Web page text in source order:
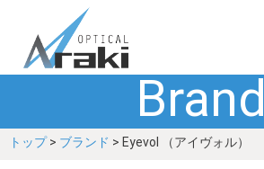
ブランド
Brand
トップ> ブランド > Eyevol （アイヴォル）